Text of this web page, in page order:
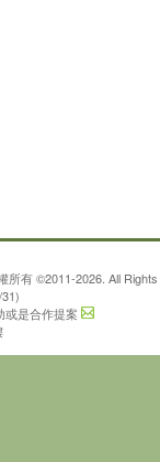
所有 ©2011-2026. All
或是合作提案